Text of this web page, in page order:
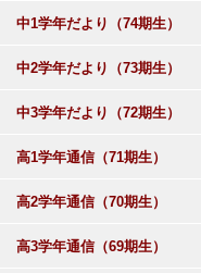
中1学年だより（74期生）
中2学年だより（73期生）
中3学年だより（72期生）
高1学年通信（71期生）
高2学年通信（70期生）
高3学年通信（69期生）